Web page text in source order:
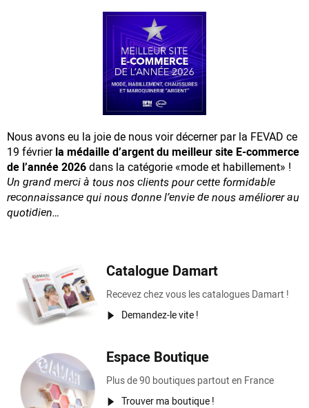
Nous avons eu la joie de nous voir décerner par la FEVAD ce
19 févrierla médaille d’argent du meilleur site E-commerce
de l’année 2026dans la catégorie «mode et habillement» !
Un grand merci à tous nos clients pour cette formidable
reconnaissancequi nous donne l’envie de nous améliorer au
quotidien…
Catalogue Damart
Recevez chez vous les catalogues Damart !
Demandez-le vite !
Espace Boutique
Plus de 90 boutiques partout en France
Trouver ma boutique !